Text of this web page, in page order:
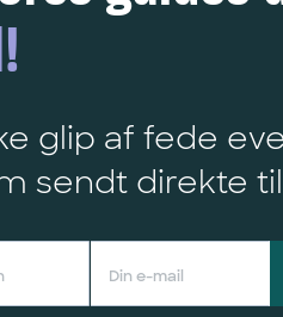
glip af fede
sendt direkte